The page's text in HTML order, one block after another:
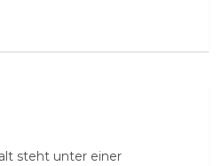
steht unter einer